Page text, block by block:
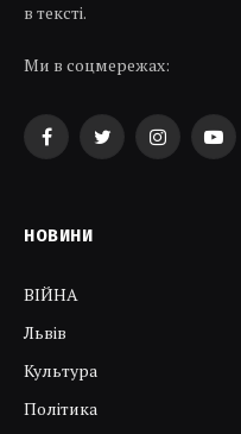
в тексті.
Ми в соцмережах:
FacebookTwitterInstagram
НОВИНИ
ВІЙНА
Львів
Культура
Політика